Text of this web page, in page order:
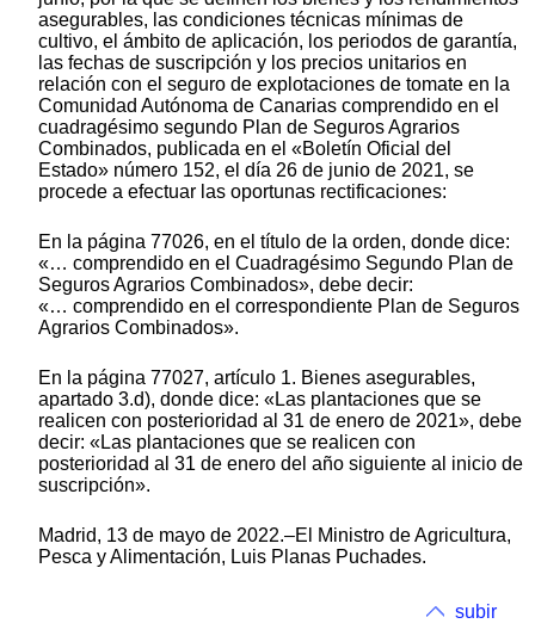
asegurables, las condiciones técnicas mínimas de
cultivo, el ámbito de aplicación, los periodos de garantía,
las fechas de suscripción y los precios unitarios en
relación con el seguro de explotaciones de tomate en la
Comunidad Autónoma de Canarias comprendido en el
cuadragésimo segundo Plan de Seguros Agrarios
Combinados, publicada en el «Boletín Oficial del
Estado» número 152, el día 26 de junio de 2021, se
procede a efectuar las oportunas rectificaciones:
En la página 77026, en el título de la orden, donde dice:
«… comprendido en el Cuadragésimo Segundo Plan de
Seguros Agrarios Combinados», debe decir:
«… comprendido en el correspondiente Plan de Seguros
Agrarios Combinados».
En la página 77027, artículo 1. Bienes asegurables,
apartado 3.d), donde dice: «Las plantaciones que se
realicen con posterioridad al 31 de enero de 2021», debe
decir: «Las plantaciones que se realicen con
posterioridad al 31 de enero del año siguiente al inicio de
suscripción».
Madrid, 13 de mayo de 2022.–El Ministro de Agricultura,
Pesca y Alimentación, Luis Planas Puchades.
subir